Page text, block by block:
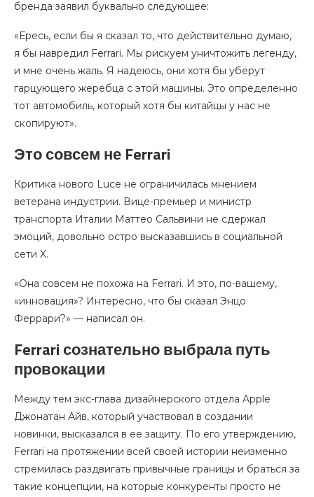
бренда заявил буквально следующее:
«Ересь, если бы я сказал то, что действительно думаю,
я бы навредил Ferrari. Мы рискуем уничтожить легенду,
и мне очень жаль. Я надеюсь, они хотя бы уберут
гарцующего жеребца с этой машины. Это определенно
тот автомобиль, который хотя бы китайцы у нас не
скопируют».
Это совсем не Ferrari
Критика нового Luce не ограничилась мнением
ветерана индустрии. Вице-премьер и министр
транспорта Италии Маттео Сальвини не сдержал
эмоций, довольно остро высказавшись в социальной
сети X.
«Она совсем не похожа на Ferrari. И это, по-вашему,
«инновация»? Интересно, что бы сказал Энцо
Феррари?» — написал он.
Ferrari сознательно выбрала путь
провокации
Между тем экс-глава дизайнерского отдела Apple
Джонатан Айв, который участвовал в создании
новинки, высказался в ее защиту. По его утверждению,
Ferrari на протяжении всей своей истории неизменно
стремилась раздвигать привычные границы и браться за
такие концепции, на которые конкуренты просто не